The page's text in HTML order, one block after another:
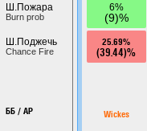
Ш.Пожара
Burn prob
Ш.Поджечь
Chance Fire
ББ / AP
6%
(9)%
25.69%
(39.44)%
Wickes